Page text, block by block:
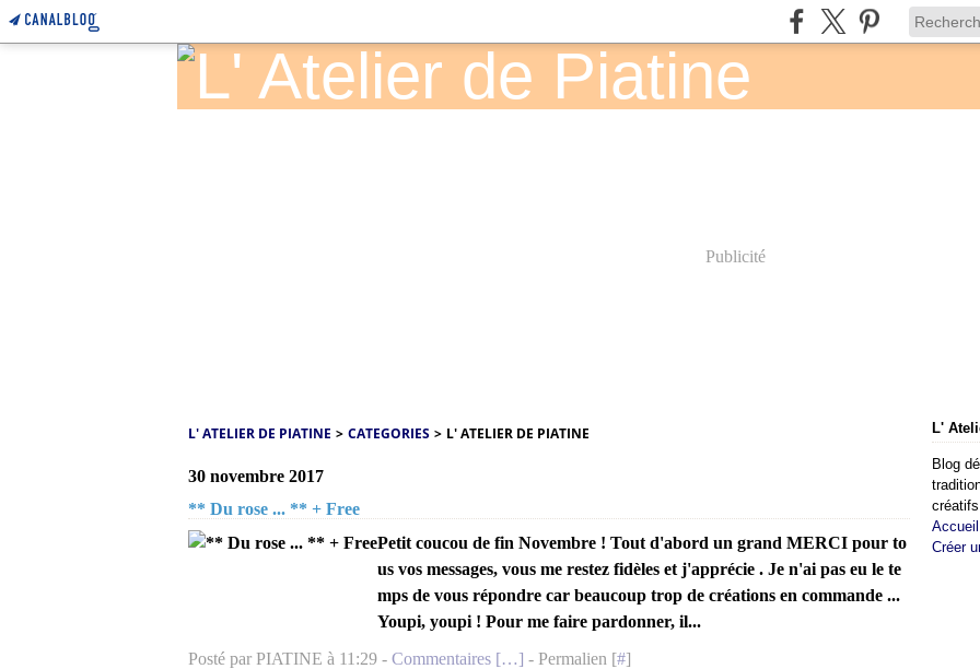
Publicité
L' ATELIER DE PIATINE > CATEGORIES > L' ATELIER DE PIATINE
30 novembre 2017
** Du rose ... ** + Free
Petit coucou de fin Novembre ! Tout d'abord un grand MERCI pour to
us vos messages, vous me restez fidèles et j'apprécie . Je n'ai pas eu le te
mps de vous répondre car beaucoup trop de créations en commande ...
Youpi, youpi ! Pour me faire pardonner, il...
Posté par PIATINE à 11:29 - Commentaires […] - Permalien [#]
L'
Blog
Créer